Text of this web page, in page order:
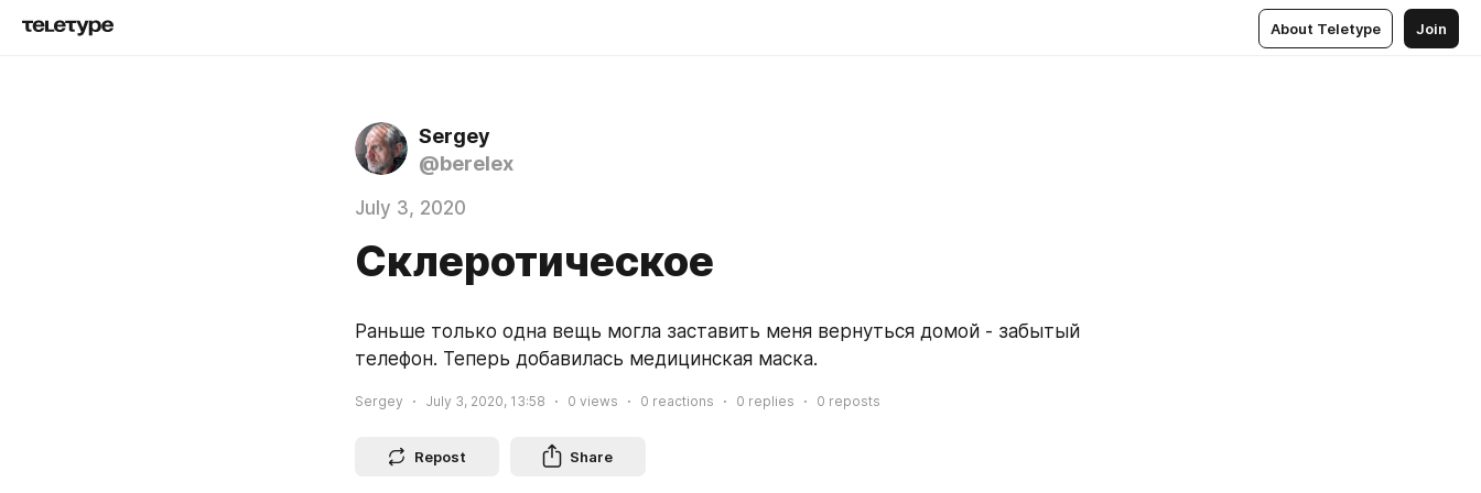
About Teletype Join
Sergey
@berelex
July 3, 2020
Склеротическое
Раньше только одна вещь могла заставить меня вернуться домой - забытый
телефон. Теперь добавилась медицинская маска.
Sergey July 3, 2020, 13:58 0 views 0 reactions 0 replies 0 reposts
Repost Share